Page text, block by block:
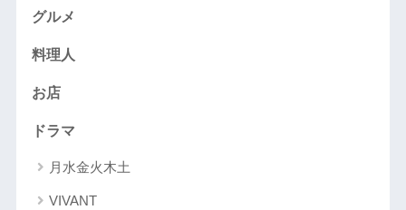
グルメ
料理人
お店
ドラマ
月水金火木土
VIVANT